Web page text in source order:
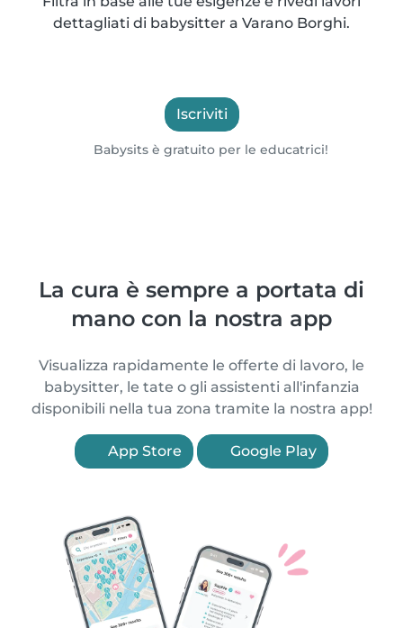
dettagliati di babysitter a Varano Borghi.
Iscriviti
Babysits è gratuito per le educatrici!
La cura è sempre a portata di
mano con la nostra app
Visualizza rapidamente le offerte di lavoro, le
babysitter, le tate o gli assistenti all'infanzia
disponibili nella tua zona tramite la nostra app!
App Store Google Play